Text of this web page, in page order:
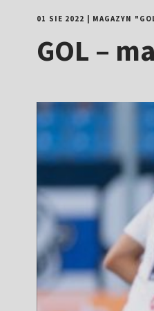
01 SIE 2022 MAGAZYN
GOL –